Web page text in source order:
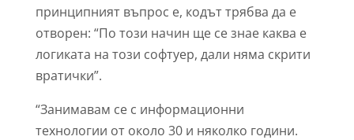
принципният въпрос е, кодът трябва да е
отворен: “По този начин ще се знае каква е
логиката на този софтуер, дали няма скрити
вратички”.
“Занимавам се с информационни
технологии от около 30 и няколко години.